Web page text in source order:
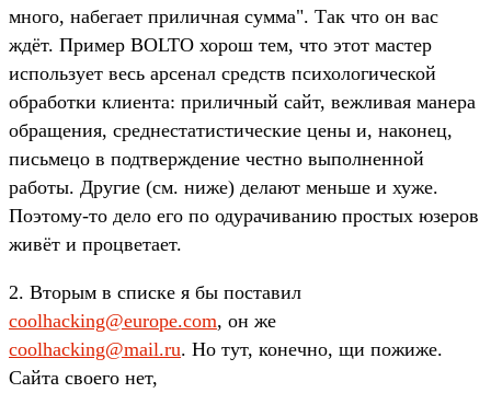
много, набегает приличная сумма". Так что он вас
ждёт. Пример BOLTO хорош тем, что этот мастер
использует весь арсенал средств психологической
обработки клиента: приличный сайт, вежливая манера
обращения, среднестатистические цены и, наконец,
письмецо в подтверждение честно выполненной
работы. Другие (см. ниже) делают меньше и хуже.
Поэтому-то дело его по одурачиванию простых юзеров
живёт и процветает.
2. Вторым в списке я бы поставил
coolhacking@europe.com, он же
coolhacking@mail.ru. Но тут, конечно, щи пожиже.
Сайта своего нет,